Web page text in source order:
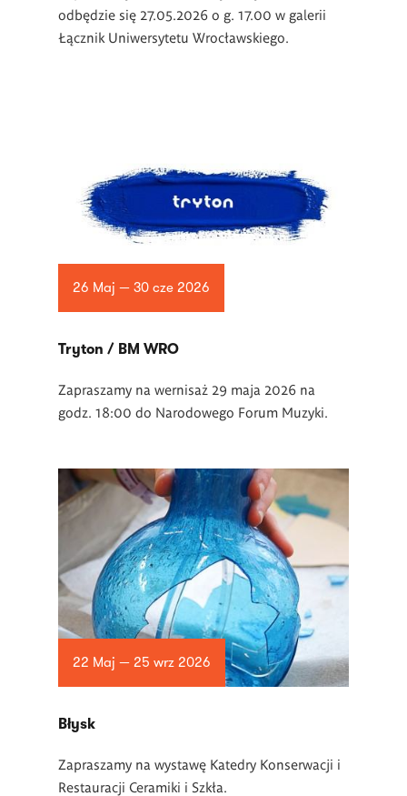
odbędzie się 27.05.2026 o g. 17.00 w galerii
Łącznik Uniwersytetu Wrocławskiego.
26 Maj — 30 cze 2026
Tryton / BM WRO
Zapraszamy na wernisaż 29 maja 2026 na
godz. 18:00 do Narodowego Forum Muzyki.
22 Maj — 25 wrz 2026
Błysk
Zapraszamy na wystawę Katedry Konserwacji i
Restauracji Ceramiki i Szkła.